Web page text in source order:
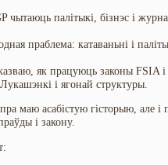
чытаюць палітыкі, бізнэс і
праблема: катаваньні і
як працуюць законы FSIA
і ягонай структуры.
маю асабістую гісторыю, але
і закону.